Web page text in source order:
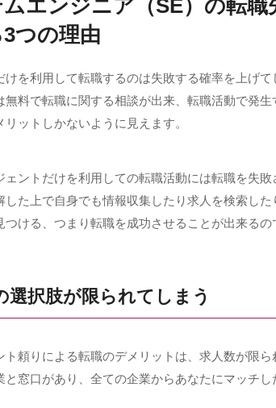
ムエンジニア（SE）の転
3つの理由
を利用して転職するのは失敗する確率を上げて
料で転職に関する相談が出来、転職活動で発生
ットしかないように見えます。
ェントだけを利用しての転職活動には転職を失
した上で自身でも情報収集したり求人を検索し
ける、つまり転職を成功させることが出来るの
選択肢が限られてしまう
ト頼りによる転職のデメリットは、求人数が限
窓口があり、全ての企業からあなたにマッチし